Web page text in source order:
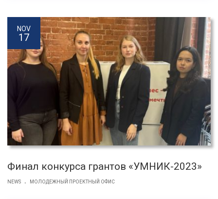
NOV
17
Финал конкурса грантов «УМНИК-2023»
NEWS . МОЛОДЕЖНЫЙ ПРОЕКТНЫЙ ОФИС